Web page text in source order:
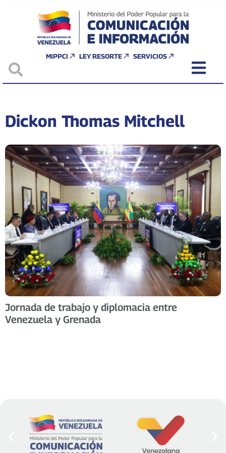
MIPPCI LEY RESORTE SERVICIOS
Dickon Thomas Mitchell
Jornada de trabajo y diplomacia entre
Venezuela y Grenada